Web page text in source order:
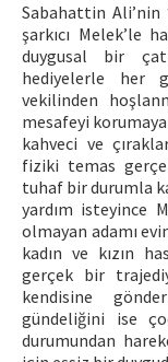
Sabahattin Ali’nin
şarkıcı Melek’le
duygusal bir
hediyelerle her
vekilinden
mesafeyi korumaya
kahveci ve
fiziki temas
tuhaf bir durumla
yardım isteyince
olmayan adamı
kadın ve kızın
gerçek bir
kendisine
gündeliğini ise
durumundan